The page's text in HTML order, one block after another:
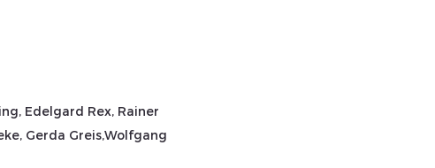
Edelgard Rex, Rainer
Gerda Greis,Wolfgang